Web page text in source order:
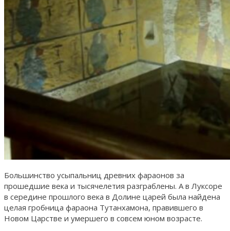
Большинство усыпальниц древних фараонов за
прошедшие века и тысячелетия разграблены. А в Луксоре
в середине прошлого века в Долине царей была найдена
целая гробница фараона Тутанхамона, правившего в
Новом Царстве и умершего в совсем юном возрасте.